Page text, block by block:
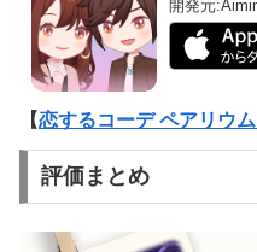
開発元:
【恋するコーデ ペアリウ
評価まとめ